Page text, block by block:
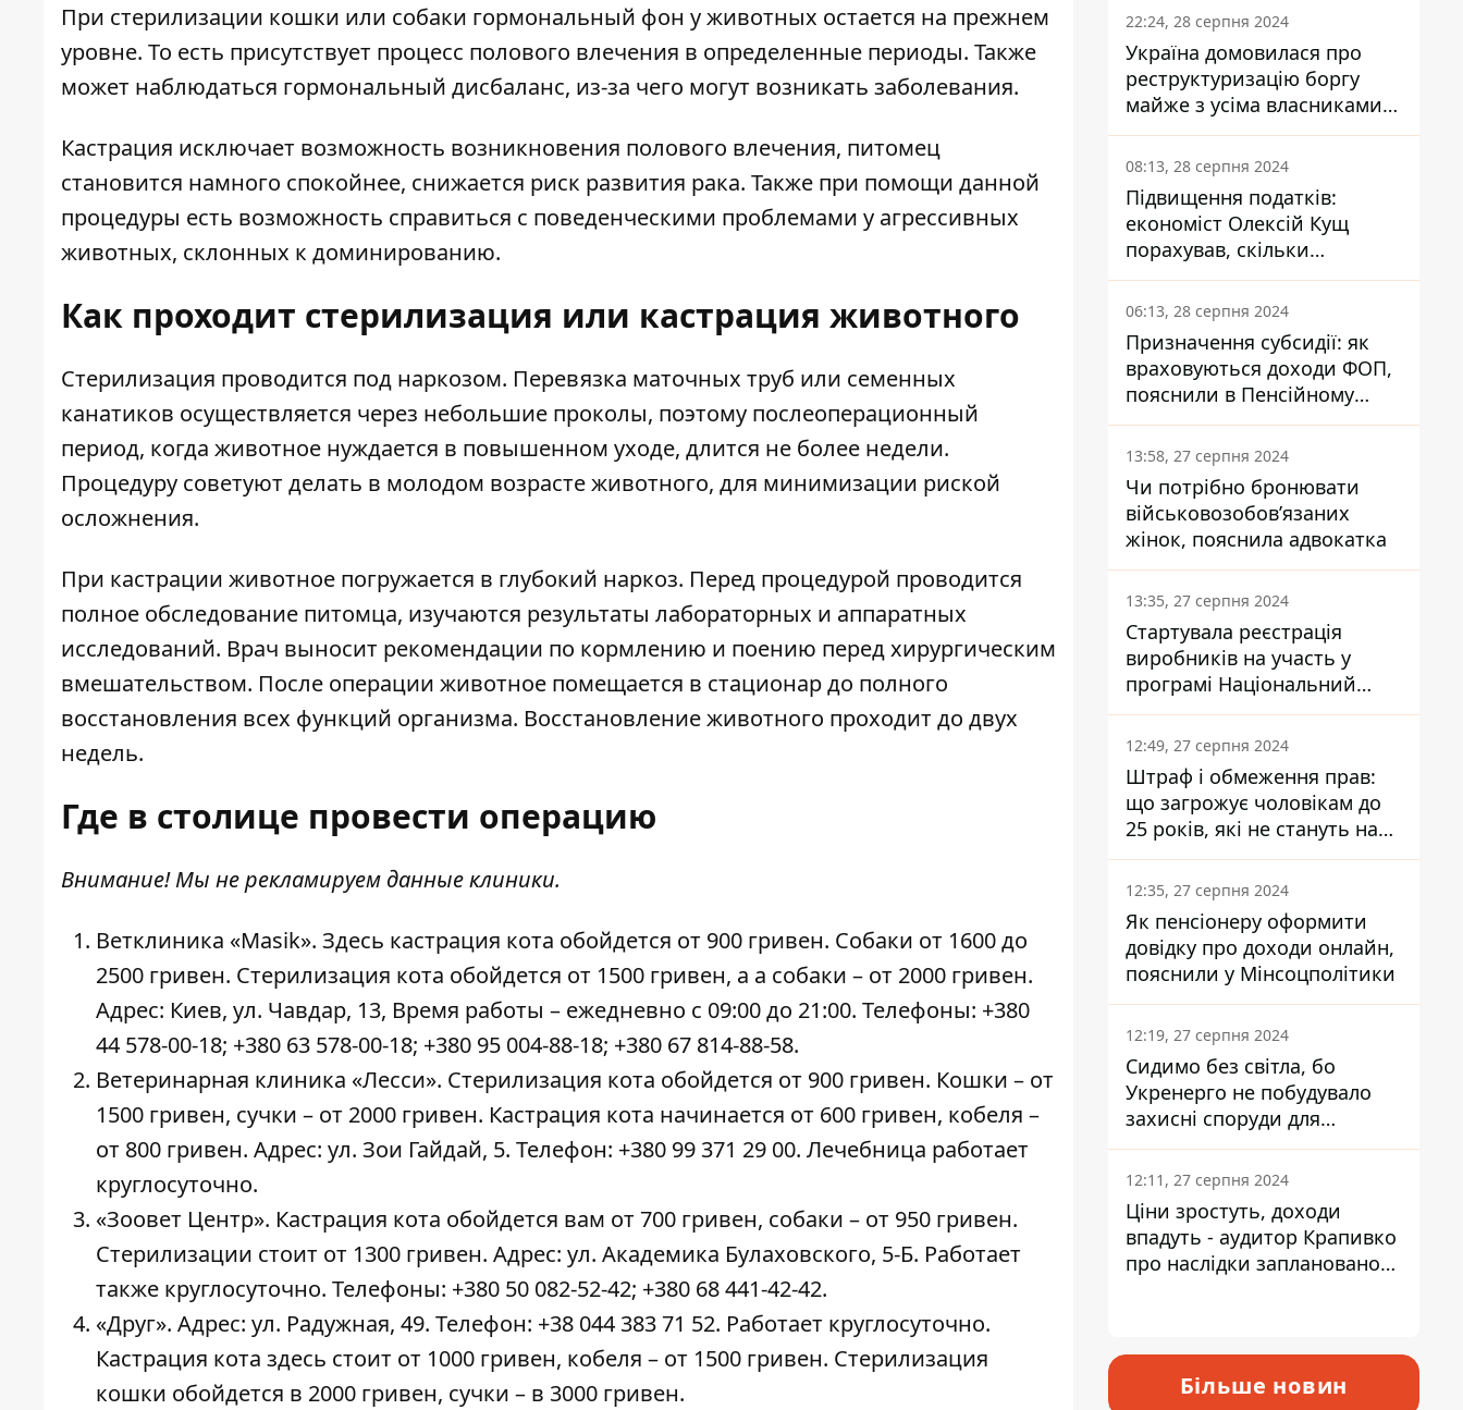
При стерилизации кошки или собаки гормональный фон у животных остается на прежнем
уровне. То есть присутствует процесс полового влечения в определенные периоды. Также
может наблюдаться гормональный дисбаланс, из-за чего могут возникать заболевания.
Кастрация исключает возможность возникновения полового влечения, питомец
становится намного спокойнее, снижается риск развития рака. Также при помощи данной
процедуры есть возможность справиться с поведенческими проблемами у агрессивных
животных, склонных к доминированию.
Как проходит стерилизация или кастрация животного
Стерилизация проводится под наркозом. Перевязка маточных труб или семенных
канатиков осуществляется через небольшие проколы, поэтому послеоперационный
период, когда животное нуждается в повышенном уходе, длится не более недели.
Процедуру советуют делать в молодом возрасте животного, для минимизации риской
осложнения.
При кастрации животное погружается в глубокий наркоз. Перед процедурой проводится
полное обследование питомца, изучаются результаты лабораторных и аппаратных
исследований. Врач выносит рекомендации по кормлению и поению перед хирургическим
вмешательством. После операции животное помещается в стационар до полного
восстановления всех функций организма. Восстановление животного проходит до двух
недель.
Где в столице провести операцию
Внимание! Мы не рекламируем данные клиники.
Ветклиника «Маsik». Здесь кастрация кота обойдется от 900 гривен. Собаки от 1600 до
2500 гривен. Стерилизация кота обойдется от 1500 гривен, а а собаки – от 2000 гривен.
Адрес: Киев, ул. Чавдар, 13, Время работы – ежедневно с 09:00 до 21:00. Телефоны: +380
44 578-00-18; +380 63 578-00-18; +380 95 004-88-18; +380 67 814-88-58.
Ветеринарная клиника «Лесси». Стерилизация кота обойдется от 900 гривен. Кошки – от
1500 гривен, сучки – от 2000 гривен. Кастрация кота начинается от 600 гривен, кобеля –
от 800 гривен. Адрес: ул. Зои Гайдай, 5. Телефон: +380 99 371 29 00. Лечебница работает
круглосуточно.
«Зоовет Центр». Кастрация кота обойдется вам от 700 гривен, собаки – от 950 гривен.
Стерилизации стоит от 1300 гривен. Адрес: ул. Академика Булаховского, 5-Б. Работает
также круглосуточно. Телефоны: +380 50 082-52-42; +380 68 441-42-42.
«Друг». Адрес: ул. Радужная, 49. Телефон: +38 044 383 71 52. Работает круглосуточно.
Кастрация кота здесь стоит от 1000 гривен, кобеля – от 1500 гривен. Стерилизация
кошки обойдется в 2000 гривен, сучки – в 3000 гривен.
22:24, 28 серпня 2024
Україна домовилася про
реструктуризацію боргу
майже з усіма власниками
єврооблігацій: що це
означає для країни
08:13, 28 серпня 2024
Підвищення податків:
економіст Олексій Кущ
порахував, скільки
заплатить кожен українець
06:13, 28 серпня 2024
Призначення субсидії: як
враховуються доходи ФОП,
пояснили в Пенсійному
фонді
13:58, 27 серпня 2024
Чи потрібно бронювати
військовозобов’язаних
жінок, пояснила адвокатка
13:35, 27 серпня 2024
Стартувала реєстрація
виробників на участь у
програмі Національний
кешбек: як це зробити
через портал Дія
12:49, 27 серпня 2024
Штраф і обмеження прав:
що загрожує чоловікам до
25 років, які не стануть на
військовий облік
12:35, 27 серпня 2024
Як пенсіонеру оформити
довідку про доходи онлайн,
пояснили у Мінсоцполітики
12:19, 27 серпня 2024
Сидимо без світла, бо
Укренерго не побудувало
захисні споруди для
енергетики - нардеп
Кучеренко
12:11, 27 серпня 2024
Ціни зростуть, доходи
впадуть - аудитор Крапивко
про наслідки запланованого
Більше новин